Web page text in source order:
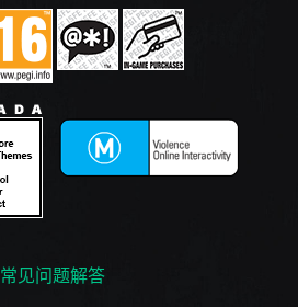
常见问题解答